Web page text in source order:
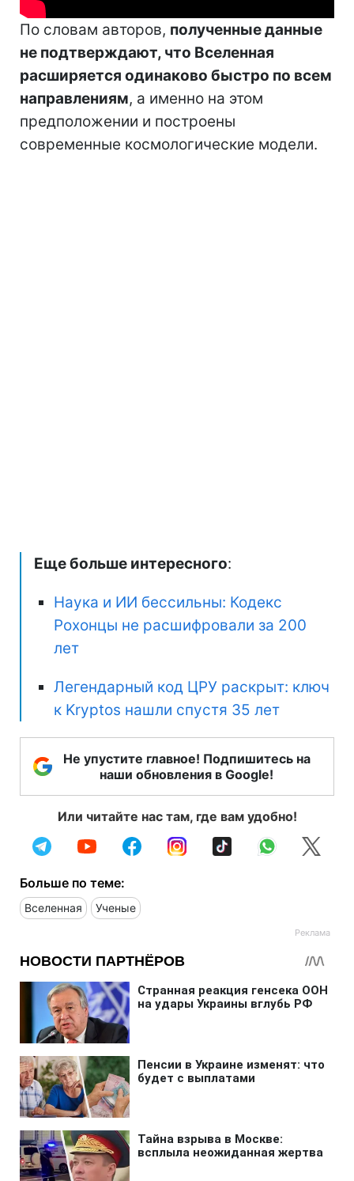
По словам авторов, полученные данные
не подтверждают, что Вселенная
расширяется одинаково быстро по всем
направлениям, а именно на этом
предположении и построены
современные космологические модели.
Еще больше интересного:
Наука и ИИ бессильны: Кодекс
Рохонцы не расшифровали за 200
лет
Легендарный код ЦРУ раскрыт: ключ
к Kryptos нашли спустя 35 лет
Не упустите главное! Подпишитесь на
наши обновления в Google!
Или читайте нас там, где вам удобно!
Больше по теме:
Вселенная Ученые